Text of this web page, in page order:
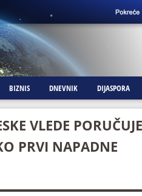
BIZNIS DNEVNIK DIJASPORA
VLEDE
PRVI NAPADNE